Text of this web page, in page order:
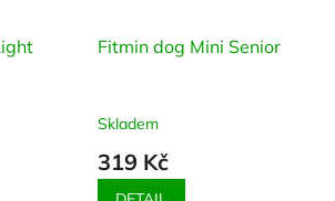
Fitmin dog Mini Senior
Skladem
319 Kč